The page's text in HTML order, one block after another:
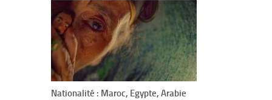
Nationalité : Maroc, Egypte, Arabie